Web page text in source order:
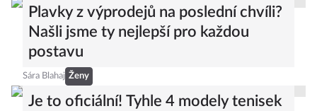
Plavky z výprodejů na poslední chvíli?
Našli jsme ty nejlepší pro každou
postavu
Sára Blahaj Ženy
Je to oficiální! Tyhle 4 modely tenisek